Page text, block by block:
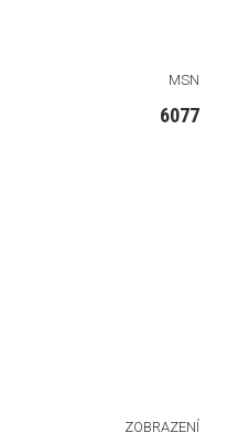
MSN
6077
ZOBRAZENÍ